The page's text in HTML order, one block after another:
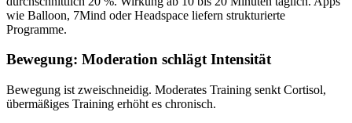
wie Balloon, 7Mind oder Headspace liefern strukturierte
Programme.
Bewegung: Moderation schlägt Intensität
Bewegung ist zweischneidig. Moderates Training senkt Cortisol,
übermäßiges Training erhöht es chronisch.